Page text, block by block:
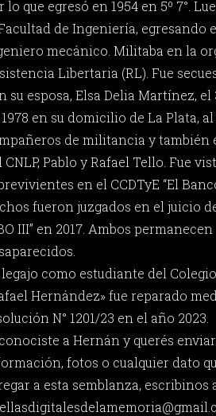
lo que egresó en 1954 en 5º 7°.
de Ingeniería, egresando
mecánico. Militaba en la
Libertaria (RL). Fue
su esposa, Elsa Delia Martínez, el
en su domicilio de La Plata, al
de militancia y también
CNLP, Pablo y Rafael Tello. Fue
en el CCDTyE “El
fueron juzgados en el juicio
III” en 2017. Ambos permanecen
legajo como estudiante del
Hernández» fue reparado
N° 1201/23 en el año 2023.
a Hernán y querés
fotos o cualquier dato
a esta semblanza, escribinos